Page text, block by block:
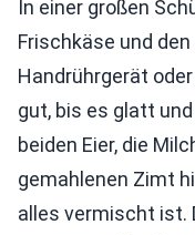
In einer großen
Frischkäse und
Handrührgerät
gut, bis es glatt
beiden Eier, die
gemahlenen Zimt
alles vermischt ist.